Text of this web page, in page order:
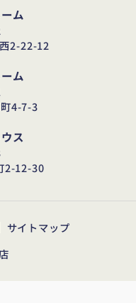
ム
2-22-12
ム
4-7-3
ス
2-12-30
サイトマップ